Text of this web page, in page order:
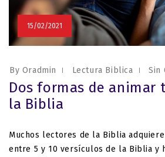
15/02/2021
By Oradmin Lectura Biblica Sin
Dos formas de animar
la Biblia
Muchos lectores de la Biblia
entre 5 y 10 versículos de la Biblia y